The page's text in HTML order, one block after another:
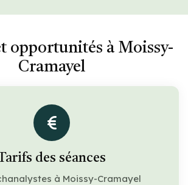
opportunités à Moissy-
Cramayel
des séances
à Moissy-Cramayel